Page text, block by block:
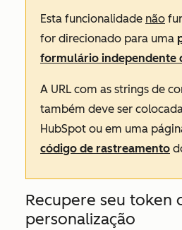
Esta funcionalidade não
for direcionado para uma
formulário independente
A URL com as strings de
também deve ser
HubSpot ou em uma
código de rastreamento
Recupere seu token
personalização